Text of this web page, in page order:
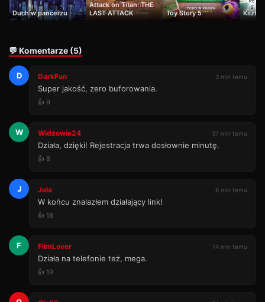
Duch w pancerzu
Attack on Titan: THE
LAST ATTACK
Toy Story 5
💬 Komentarze (5)
D DarkFan 3 min temu
Super jakość, zero buforowania.
👍 9
W Widzowie24 37 min temu
Działa, dzięki! Rejestracja trwa dosłownie minutę.
👍 8
J Jola 6 min temu
W końcu znalazłem działający link!
👍 18
F FilmLover 14 min temu
Działa na telefonie też, mega.
👍 19